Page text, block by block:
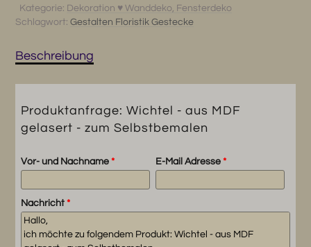
gelasert
-
Selbstbemalen
Kategorie: Dekoration ♥ Wanddeko, Fensterdeko
Schlagwort:Gestalten Floristik Gestecke
Beschreibung
Produktanfrage: Wichtel - aus MDF
gelasert - zum Selbstbemalen
Vor- und Nachname* E-Mail Adresse *
Nachricht*